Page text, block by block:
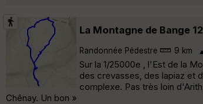
La Montagne de Bange
Randonnée Pédestre 9 km
Sur la 1/25000e , l'Est de la
des crevasses, des lapiaz et
complexe. Pas très loin
Chênay. Un bon »